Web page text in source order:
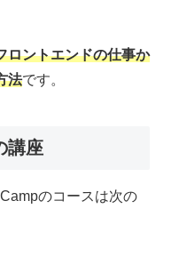
ロントエンドの仕事か
法です。
講座
のコースは次の